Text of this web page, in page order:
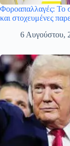
Φοροαπαλλαγές: Το
και στοχευμένες
6 Αυγούστου,